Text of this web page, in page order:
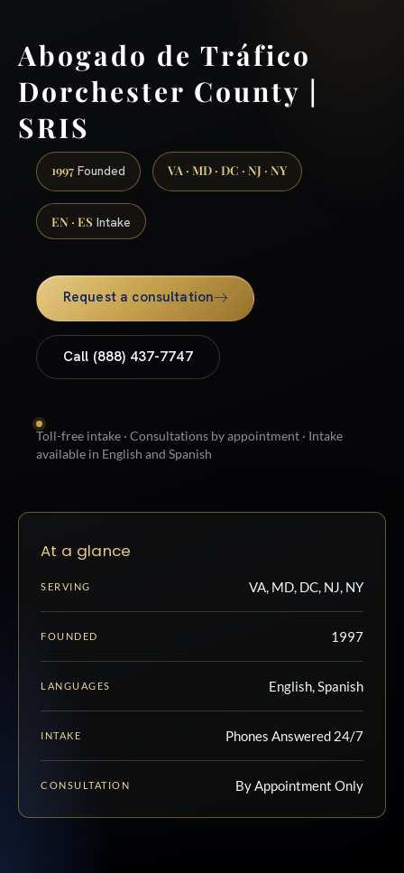
Abogado de Tráfico
Dorchester County |
SRIS
1997 Founded VA · MD · DC · NJ · NY
EN · ES Intake
Request a consultation
Call (888) 437-7747
Toll-free intake · Consultations by appointment · Intake
available in English and Spanish
At a glance
SERVING VA, MD, DC, NJ, NY
FOUNDED 1997
LANGUAGES English, Spanish
INTAKE Phones Answered 24/7
CONSULTATION By Appointment Only